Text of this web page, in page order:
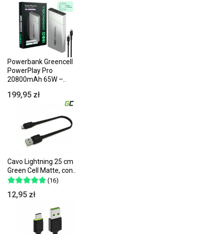
Powerbank Greencell
PowerPlay Pro
20800mAh 65W –..
199,95 zł
Cavo Lightning 25 cm
Green Cell Matte, con..
(16)
12,95 zł